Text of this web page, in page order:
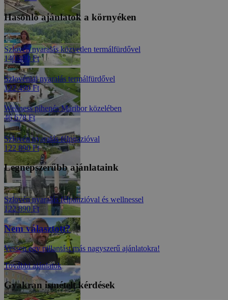
Hasonló ajánlatok a környéken
Szlovén nyaralás közvetlen termálfürdővel
140 490 Ft
Szlovéniai nyaralás termálfürdővel
122 490 Ft
Wellness pihenés Maribor közelében
46 678 Ft
Szlovén nyaralás félpnazióval
122 890 Ft
Legnépszerűbb ajánlataink
Szlovén nyaralás félpanzióval és wellnessel
122 890 Ft
Nem választott?
Vessen egy pillantást más nagyszerű ajánlatokra!
További ajánlatok
Gyakran ismételt kérdések